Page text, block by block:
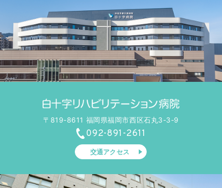
〒819-8611 福岡県福岡市西区石丸3-3-9
092-891-2611
交通アクセス